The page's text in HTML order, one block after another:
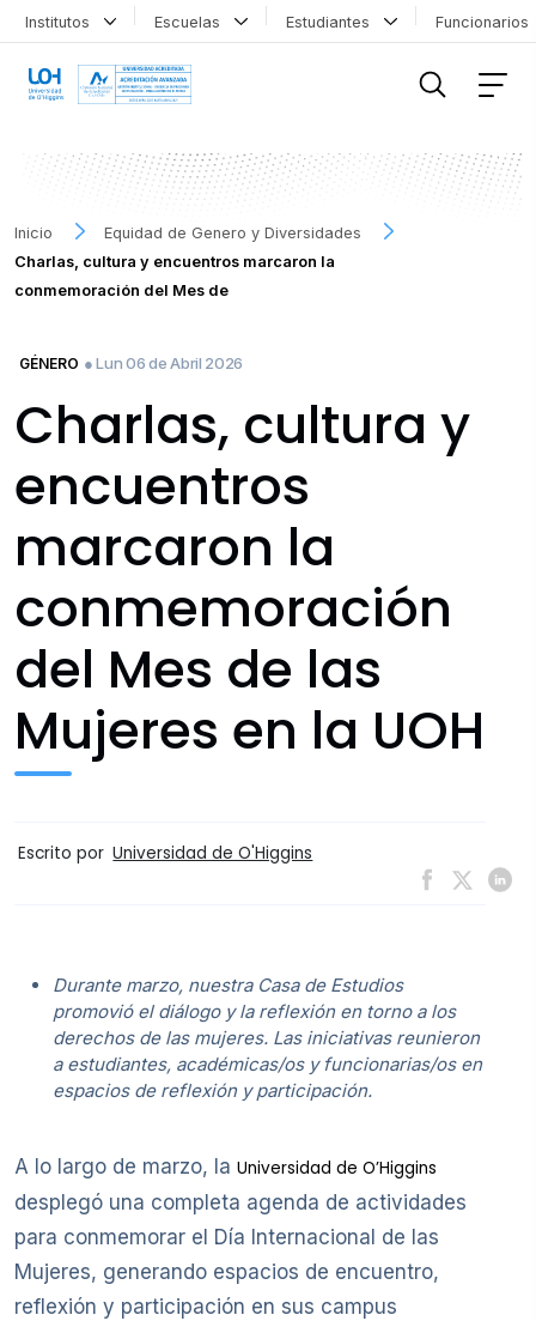
Institutos Escuelas Estudiantes
Inicio
Equidad de Genero y Diversidades
Charlas, cultura y encuentros marcaron la
conmemoración del Mes de
GÉNERO ● Lun 06 de Abril 2026
Charlas, cultura y
encuentros
marcaron la
conmemoración
del Mes de las
Mujeres en la UOH
Escrito por Universidad de O'Higgins
Durante marzo, nuestra Casa de Estudios
promovió el diálogo y la reflexión en torno a los
derechos de las mujeres. Las iniciativas reunieron
a estudiantes, académicas/os y funcionarias/os en
espacios de reflexión y participación.
A lo largo de marzo, la Universidad de O’Higgins
desplegó una completa agenda de actividades
para conmemorar el Día Internacional de las
Mujeres, generando espacios de encuentro,
reflexión y participación en sus campus